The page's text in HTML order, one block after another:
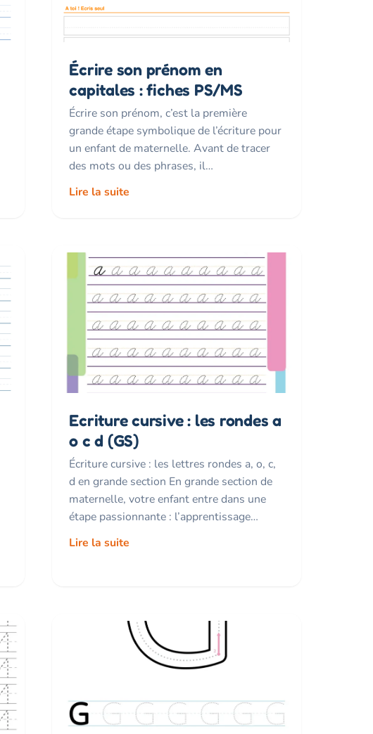
Écrire son prénom en
capitales : fiches PS/MS
Écrire son prénom, c’est la première
grande étape symbolique de l’écriture pour
un enfant de maternelle. Avant de tracer
des mots ou des phrases, il…
Lire la suite
Ecriture cursive : les rondes a
o c d (GS)
Écriture cursive : les lettres rondes a, o, c,
d en grande section En grande section de
maternelle, votre enfant entre dans une
étape passionnante : l’apprentissage…
Lire la suite